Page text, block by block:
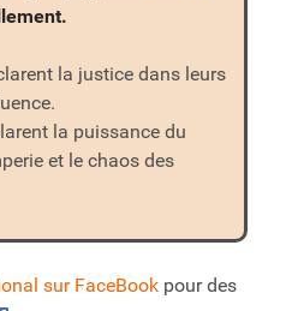
la justice dans leurs
la puissance du
et le chaos des
sur FaceBook pour des